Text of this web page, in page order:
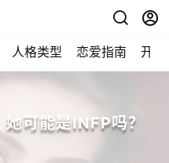
人格类型 恋爱指南 开始
可能是INFP吗？